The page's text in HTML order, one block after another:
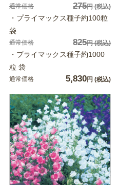
通常価格 275円(税込)
・プライマックス種子約100粒
袋
通常価格 825円(税込)
・プライマックス種子約1000
粒 袋
通常価格 5,830円 (税込)